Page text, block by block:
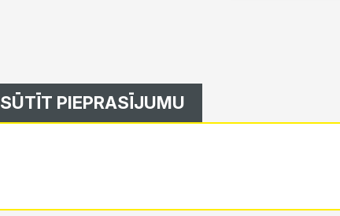
SŪTĪT PIEPRASĪJUMU